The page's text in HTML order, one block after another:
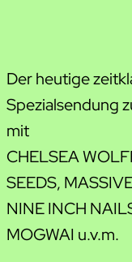
Der heutige
Spezialsendung
mit
CHELSEA
SEEDS,
NINE INCH
MOGWAI u.v.m.